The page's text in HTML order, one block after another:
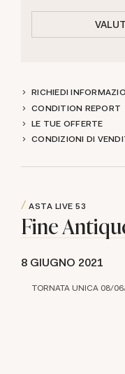
RICHIEDI
CONDITION REPORT
LE TUE OFFERTE
CONDIZIONI DI
ASTA LIVE 53
Fine
8 GIUGNO 2021
TORNATA UNICA 08/